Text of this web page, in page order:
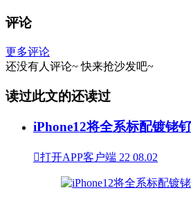
评论
更多评论
还没有人评论~ 快来抢沙发吧~
读过此文的还读过
iPhone12将全系标配镀铑
打开APP客户端 22 08.02